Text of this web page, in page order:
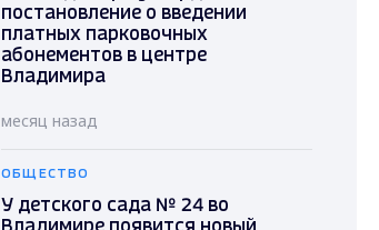
постановление о введении
платных парковочных
абонементов в центре
Владимира
месяц назад
ОБЩЕСТВО
У детского сада № 24 во